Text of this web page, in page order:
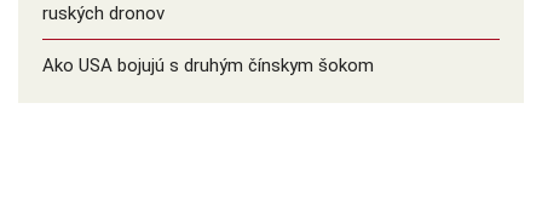
ruských dronov
Ako USA bojujú s druhým čínskym šokom